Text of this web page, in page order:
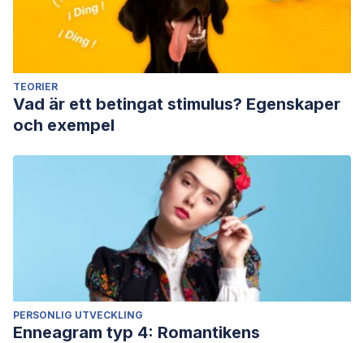
TEORIER
Vad är ett betingat stimulus? Egenskaper
och exempel
PERSONLIG UTVECKLING
Enneagram typ 4: Romantikens